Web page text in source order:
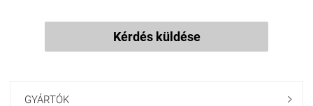
Kérdés küldése
GYÁRTÓK 